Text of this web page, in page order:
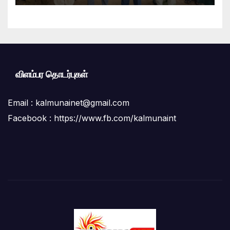
விளம்பர தொடர்புகள்
Email : kalmunainet@gmail.com
Facebook : https://www.fb.com/kalmunaint